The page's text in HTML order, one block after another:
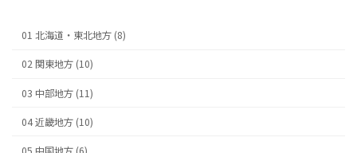
01 北海道・東北地方 (8)
02 関東地方 (10)
03 中部地方 (11)
04 近畿地方 (10)